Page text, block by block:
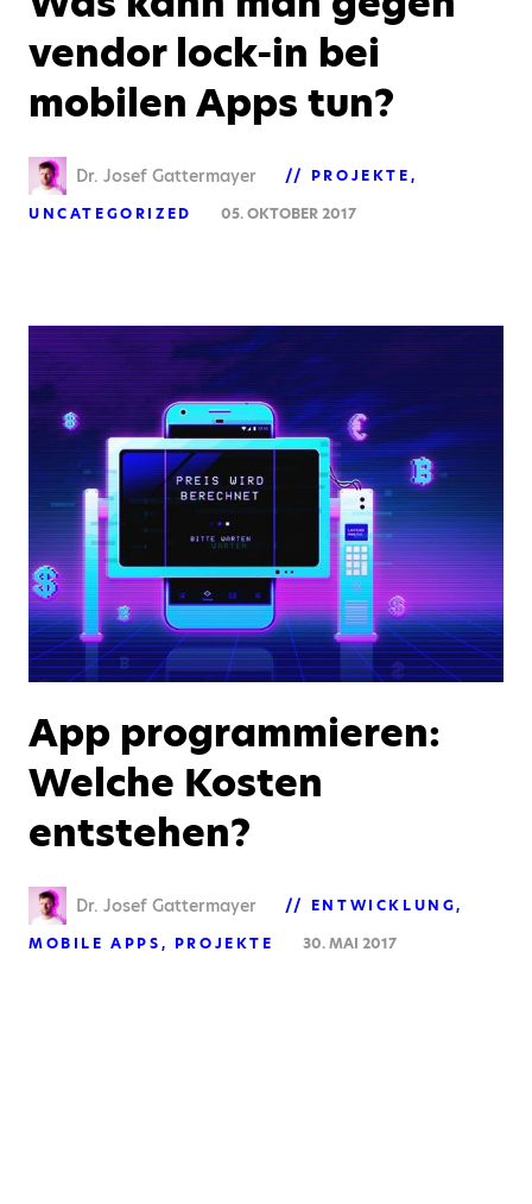
vendor lock-in bei
mobilen Apps tun?
Dr. Josef Gattermayer
PROJEKTE
UNCATEGORIZED
05. OKTOBER 2017
App programmieren:
Welche Kosten
entstehen?
Dr. Josef Gattermayer
ENTWICKLUNG
MOBILE APPS
PROJEKTE 30. MAI 2017